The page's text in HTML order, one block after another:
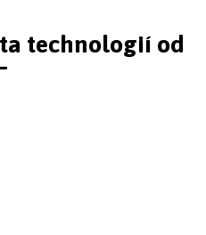
technologií od